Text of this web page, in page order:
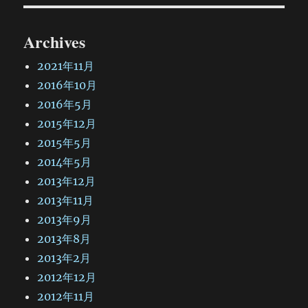
ン
Archives
2021年11月
2016年10月
2016年5月
2015年12月
2015年5月
2014年5月
2013年12月
2013年11月
2013年9月
2013年8月
2013年2月
2012年12月
2012年11月